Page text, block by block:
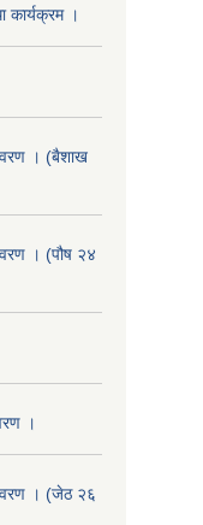
कार्यक्रम ।
। (बैशाख
। (पौष २४
।
। (जेठ २६